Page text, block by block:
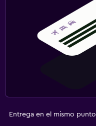
Entrega en el mismo punto